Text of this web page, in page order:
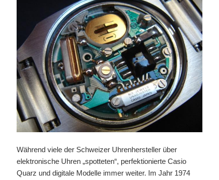
Während viele der Schweizer Uhrenhersteller über
elektronische Uhren „spotteten“, perfektionierte Casio
Quarz und digitale Modelle immer weiter. Im Jahr 1974